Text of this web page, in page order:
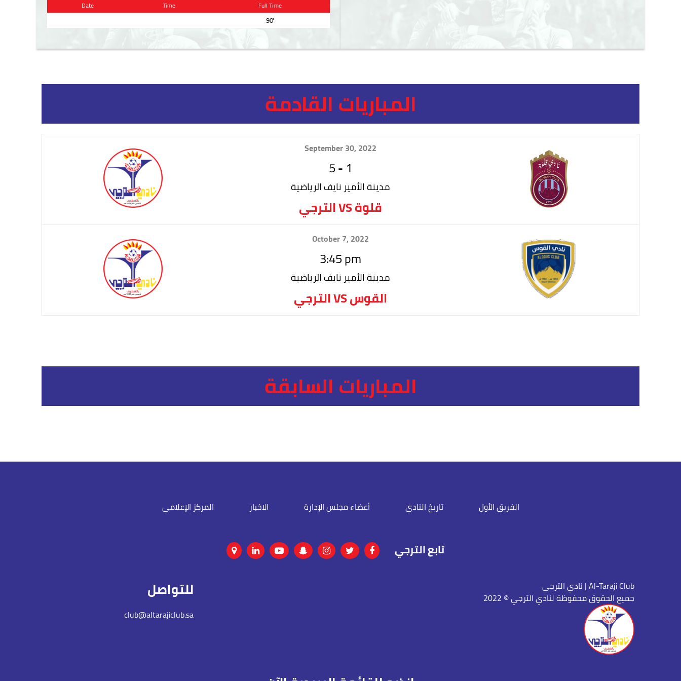
Date Time Full Time
90'
المباريات القادمة
September 30, 2022
5-1
مدينة الأمير نايف الرياضية
الترجي VS قلوة
October 7, 2022
3:45 pm
مدينة الأمير نايف الرياضية
الترجي VS القوس
المباريات السابقة
المركز الإعلامي الاخبار أعضاء مجلس الإدارة تاريخ النادي الفريق الأول
تابع الترجي
للتواصل
club@altarajiclub.sa
نادي الترجي | Al-Taraji Club
جميع الحقوق محفوظة لنادي الترجي © 2022